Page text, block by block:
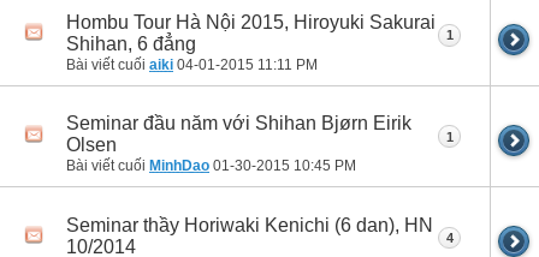
Hombu Tour Hà Nội 2015, Hiroyuki Sakurai
Shihan, 6 đẳng
Bài viết cuối aiki 04-01-2015 11:11 PM
1
Seminar đầu năm với Shihan Bjørn Eirik
Olsen
Bài viết cuối MinhDao 01-30-2015 10:45 PM
1
Seminar thầy Horiwaki Kenichi (6 dan), HN
10/2014
4